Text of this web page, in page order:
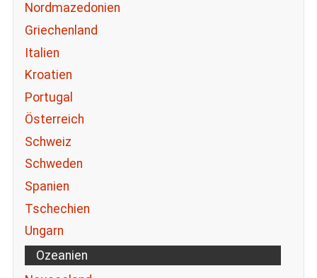
Nordmazedonien
Griechenland
Italien
Kroatien
Portugal
Österreich
Schweiz
Schweden
Spanien
Tschechien
Ungarn
Ozeanien